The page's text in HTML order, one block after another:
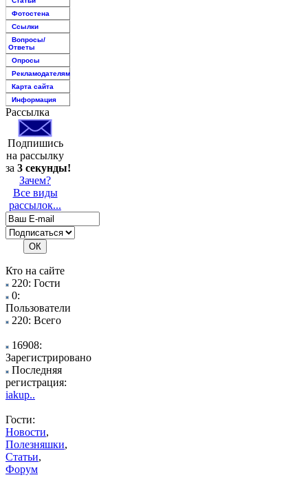
Фотостена
Ссылки
Вопросы/
Ответы
Опросы
Рекламодателям
Карта сайта
Информация
Рассылка
Подпишись
на рассылку
за 3 секунды!
Зачем?
Все виды
рассылок...
Кто на сайте
220: Гости
0:
Пользователи
220: Всего
16908:
Зарегистрировано
Последняя
регистрация:
iakup..
Гости:
Новости,
Полезняшки,
Статьи,
Форум